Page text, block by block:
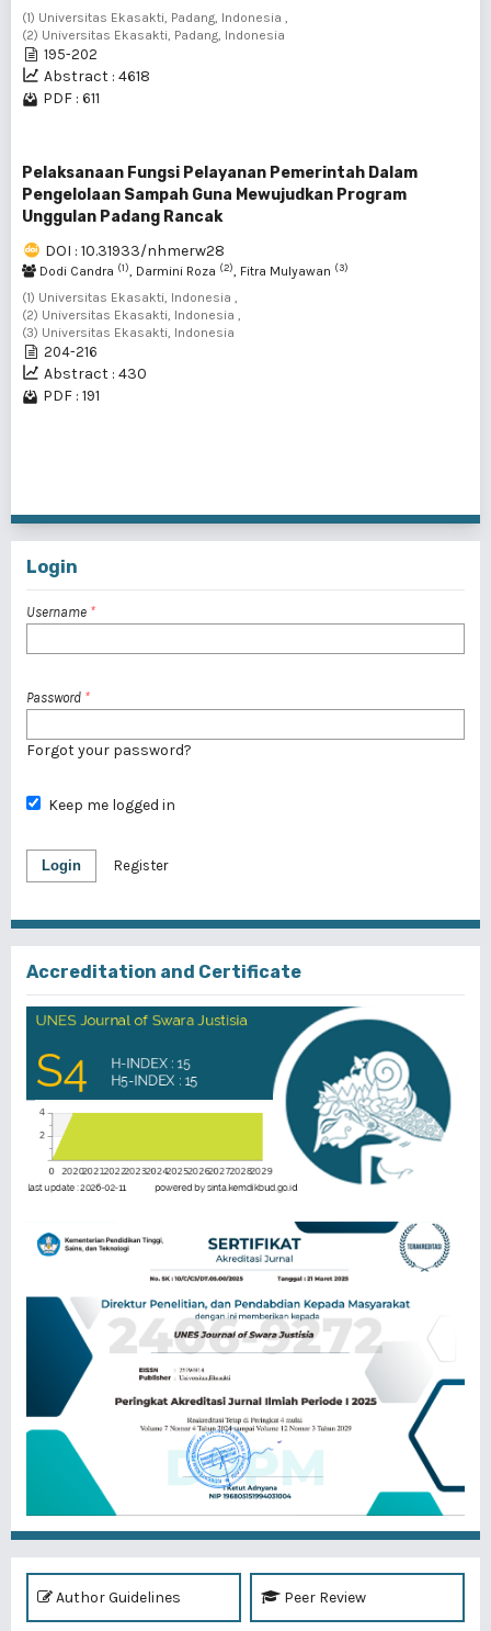
(1) Universitas Ekasakti, Padang, Indonesia ,
(2) Universitas Ekasakti, Padang, Indonesia
195-202
Abstract : 4618
PDF : 611
Pelaksanaan Fungsi Pelayanan Pemerintah Dalam
Pengelolaan Sampah Guna Mewujudkan Program
Unggulan Padang Rancak
DOI : 10.31933/nhmerw28
Dodi Candra (1), Darmini Roza (2), Fitra Mulyawan (3)
(1) Universitas Ekasakti, Indonesia ,
(2) Universitas Ekasakti, Indonesia ,
(3) Universitas Ekasakti, Indonesia
204-216
Abstract : 430
PDF : 191
Login
Username *
Password *
Forgot your password?
Keep me logged in
Login Register
Accreditation and Certificate
Author Guidelines Peer Review